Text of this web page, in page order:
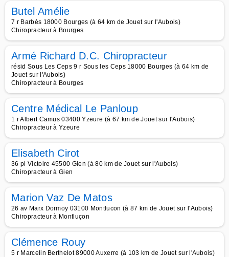
Butel Amélie
7 r Barbès 18000 Bourges (à 64 km de Jouet sur l'Aubois)
Chiropracteur à Bourges
Armé Richard D.C. Chiropracteur
résid Sous Les Ceps 9 r Sous les Ceps 18000 Bourges (à 64 km de
Jouet sur l'Aubois)
Chiropracteur à Bourges
Centre Médical Le Panloup
1 r Albert Camus 03400 Yzeure (à 67 km de Jouet sur l'Aubois)
Chiropracteur à Yzeure
Elisabeth Cirot
36 pl Victoire 45500 Gien (à 80 km de Jouet sur l'Aubois)
Chiropracteur à Gien
Marion Vaz De Matos
26 av Marx Dormoy 03100 Montlucon (à 87 km de Jouet sur l'Aubois)
Chiropracteur à Montluçon
Clémence Rouy
5 r Marcelin Berthelot 89000 Auxerre (à 103 km de Jouet sur l'Aubois)